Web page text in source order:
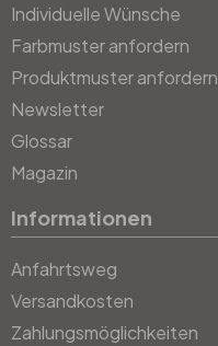
Individuelle Wünsche
Farbmuster anfordern
Produktmuster anfordern
Newsletter
Glossar
Magazin
Informationen
Anfahrtsweg
Versandkosten
Zahlungsmöglichkeiten